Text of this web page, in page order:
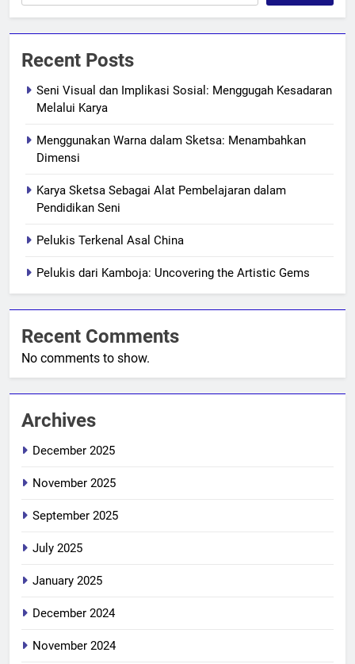
Recent Posts
Seni Visual dan Implikasi Sosial: Menggugah Kesadaran
Melalui Karya
Menggunakan Warna dalam Sketsa: Menambahkan
Dimensi
Karya Sketsa Sebagai Alat Pembelajaran dalam
Pendidikan Seni
Pelukis Terkenal Asal China
Pelukis dari Kamboja: Uncovering the Artistic Gems
Recent Comments
No comments to show.
Archives
December 2025
November 2025
September 2025
July 2025
January 2025
December 2024
November 2024